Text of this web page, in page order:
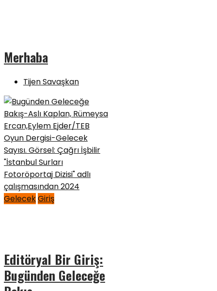
Merhaba
Tijen Savaşkan
GelecekGiriş
Editöryal Bir Giriş:
Bugünden Geleceğe